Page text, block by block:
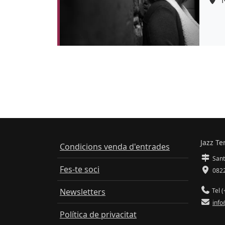
Condicions venda d'entrades
Fes-te soci
Newsletters
Política de privacitat
Jazz
Tel